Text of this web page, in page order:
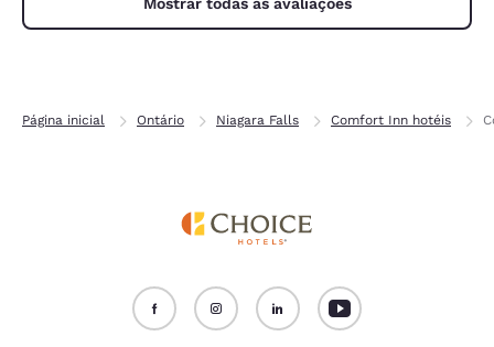
Página inicial Ontário Niagara Falls Comfort Inn hotéis